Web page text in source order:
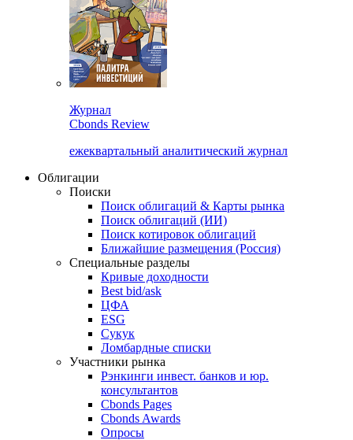
Журнал
Cbonds Review
ежеквартальный аналитический журнал
Облигации
Поиски
Поиск облигаций & Карты рынка
Поиск облигаций (ИИ)
Поиск котировок облигаций
Ближайшие размещения (Россия)
Специальные разделы
Кривые доходности
Best bid/ask
ЦФА
ESG
Сукук
Ломбардные списки
Участники рынка
Рэнкинги инвест. банков и юр.
консультантов
Cbonds Pages
Cbonds Awards
Опросы